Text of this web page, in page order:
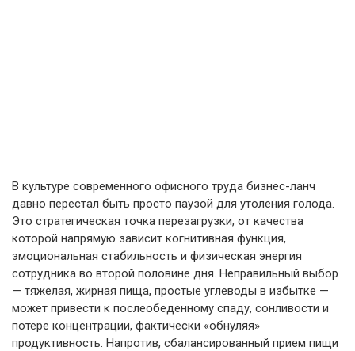
В культуре современного офисного труда бизнес-ланч
давно перестал быть просто паузой для утоления голода.
Это стратегическая точка перезагрузки, от качества
которой напрямую зависит когнитивная функция,
эмоциональная стабильность и физическая энергия
сотрудника во второй половине дня. Неправильный выбор
— тяжелая, жирная пища, простые углеводы в избытке —
может привести к послеобеденному спаду, сонливости и
потере концентрации, фактически «обнуляя»
продуктивность. Напротив, сбалансированный прием пищи